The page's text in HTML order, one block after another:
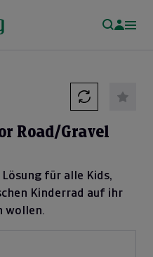
Road/Gravel
für alle Kids,
Kinderrad auf ihr
wollen.